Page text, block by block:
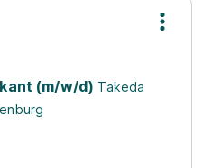
(m/w/d) Takeda